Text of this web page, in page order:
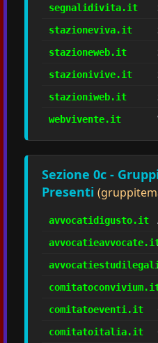
segnalidivita.it
stazioneviva.it
stazioneweb.it
stazionivive.it
stazioniweb.it
webvivente.it
Sezione 0c -
Presenti
avvocatidigusto.it
comitatoeventi.it
comitatoitalia.it